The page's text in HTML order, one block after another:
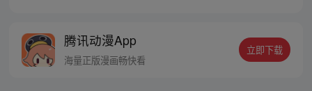
腾讯动漫App
海量正版漫画畅快看
立即下载